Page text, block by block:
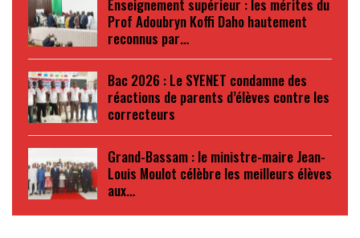
Enseignement supérieur : les mérites du
Prof Adoubryn Koffi Daho hautement
reconnus par…
Bac 2026 : Le SYENET condamne des
réactions de parents d’élèves contre les
correcteurs
Grand-Bassam : le ministre-maire Jean-
Louis Moulot célèbre les meilleurs élèves
aux…